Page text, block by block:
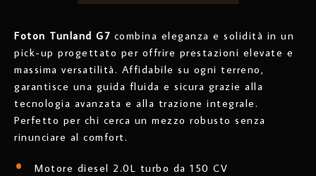
Foton Tunland G7 combina eleganza e solidità in un
pick-up progettato per offrire prestazioni elevate e
massima versatilità. Affidabile su ogni terreno,
garantisce una guida fluida e sicura grazie alla
tecnologia avanzata e alla trazione integrale.
Perfetto per chi cerca un mezzo robusto senza
rinunciare al comfort.
Motore diesel 2.0L turbo da 150 CV